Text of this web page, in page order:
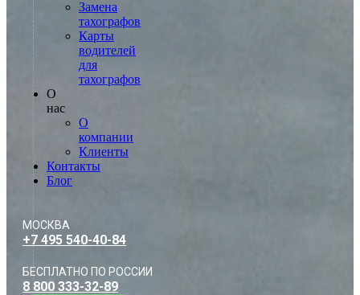
Замена
тахографов
Карты
водителей
для
тахографов
О
нас
О
компании
Клиенты
Контакты
Блог
МОСКВА
+7 495 540-40-84
БЕСПЛАТНО ПО РОССИИ
8 800 333-32-89